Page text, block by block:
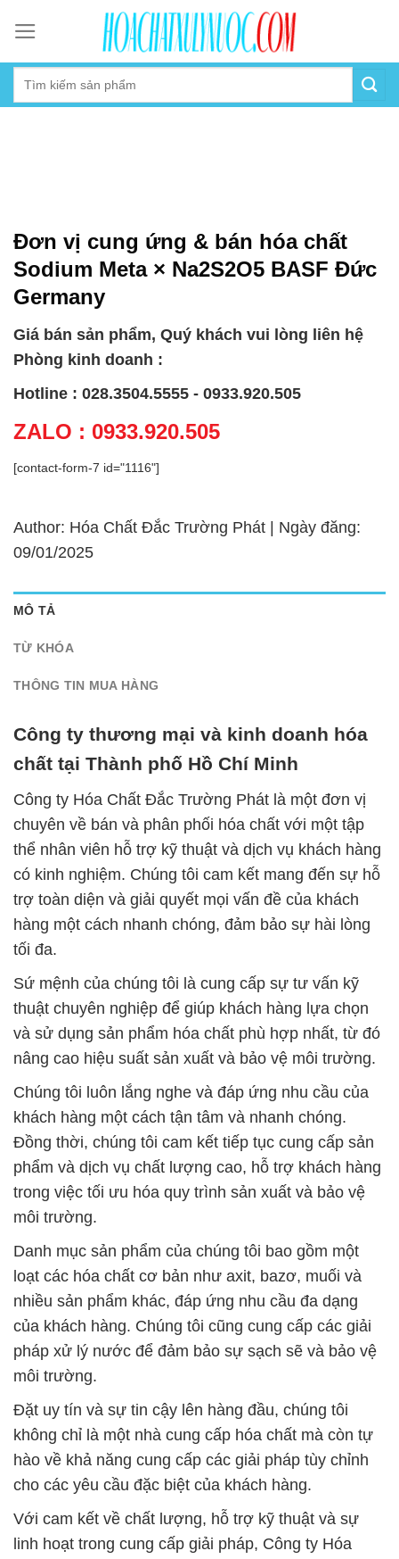
content
Đơn vị cung ứng & bán hóa chất
Sodium Meta × Na2S2O5 BASF Đức
Germany
Giá bán sản phẩm, Quý khách vui lòng liên hệ
Phòng kinh doanh :
Hotline : 028.3504.5555 - 0933.920.505
ZALO : 0933.920.505
[contact-form-7 id="1116"]
Author: Hóa Chất Đắc Trường Phát | Ngày đăng:
09/01/2025
MÔ TẢ
TỪ KHÓA
THÔNG TIN MUA HÀNG
Công ty thương mại và kinh doanh hóa
chất tại Thành phố Hồ Chí Minh
Công ty Hóa Chất Đắc Trường Phát là một đơn vị
chuyên về bán và phân phối hóa chất với một tập
thể nhân viên hỗ trợ kỹ thuật và dịch vụ khách hàng
có kinh nghiệm. Chúng tôi cam kết mang đến sự hỗ
trợ toàn diện và giải quyết mọi vấn đề của khách
hàng một cách nhanh chóng, đảm bảo sự hài lòng
tối đa.
Sứ mệnh của chúng tôi là cung cấp sự tư vấn kỹ
thuật chuyên nghiệp để giúp khách hàng lựa chọn
và sử dụng sản phẩm hóa chất phù hợp nhất, từ đó
nâng cao hiệu suất sản xuất và bảo vệ môi trường.
Chúng tôi luôn lắng nghe và đáp ứng nhu cầu của
khách hàng một cách tận tâm và nhanh chóng.
Đồng thời, chúng tôi cam kết tiếp tục cung cấp sản
phẩm và dịch vụ chất lượng cao, hỗ trợ khách hàng
trong việc tối ưu hóa quy trình sản xuất và bảo vệ
môi trường.
Danh mục sản phẩm của chúng tôi bao gồm một
loạt các hóa chất cơ bản như axit, bazơ, muối và
nhiều sản phẩm khác, đáp ứng nhu cầu đa dạng
của khách hàng. Chúng tôi cũng cung cấp các giải
pháp xử lý nước để đảm bảo sự sạch sẽ và bảo vệ
môi trường.
Đặt uy tín và sự tin cậy lên hàng đầu, chúng tôi
không chỉ là một nhà cung cấp hóa chất mà còn tự
hào về khả năng cung cấp các giải pháp tùy chỉnh
cho các yêu cầu đặc biệt của khách hàng.
Với cam kết về chất lượng, hỗ trợ kỹ thuật và sự
linh hoạt trong cung cấp giải pháp, Công ty Hóa